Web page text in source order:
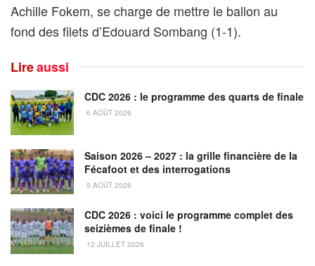
Achille Fokem, se charge de mettre le ballon au
fond des filets d’Edouard Sombang (1-1).
Lireaussi
CDC 2026 : le programme des quarts de finale
6 AOÛT 2026
Saison 2026 – 2027 : la grille financière de la
Fécafoot et des interrogations
5 AOÛT 2026
CDC 2026 : voici le programme complet des
seizièmes de finale !
12 JUILLET 2026